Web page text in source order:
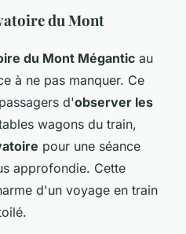
du Mont
du Mont Mégantic au
à ne pas manquer. Ce
d'observer les
wagons du train,
pour une séance
approfondie. Cette
d'un voyage en train